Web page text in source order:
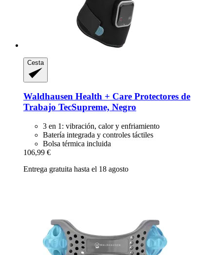
Cesta
Waldhausen Health + Care Protectores de
Trabajo TecSupreme, Negro
3 en 1: vibración, calor y enfriamiento
Batería integrada y controles táctiles
Bolsa térmica incluida
106,99 €
Entrega gratuita hasta el 18 agosto